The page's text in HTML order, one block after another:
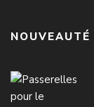
NOUVEAUTÉ